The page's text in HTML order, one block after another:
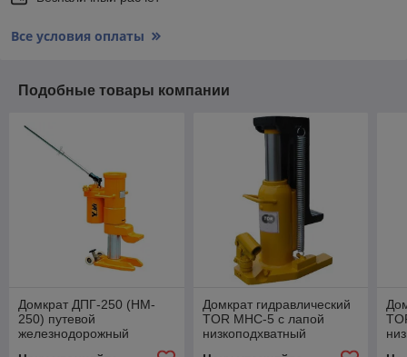
Все условия оплаты
Подобные товары компании
Домкрат ДПГ-250 (HM-
250) путевой
железнодорожный
Домкрат гидравлический
TOR MHC-5 с лапой
низкоподхватный